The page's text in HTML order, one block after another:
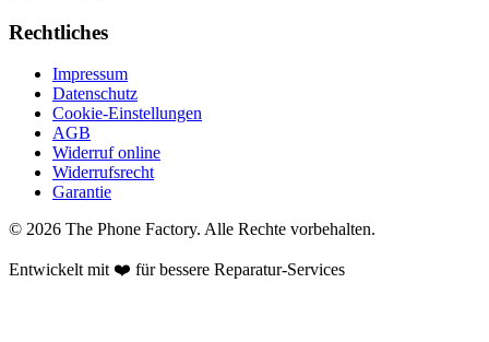
Rechtliches
Impressum
Datenschutz
Cookie-Einstellungen
AGB
Widerruf online
Widerrufsrecht
Garantie
© 2026 The Phone Factory. Alle Rechte vorbehalten.
Entwickelt mit ❤️ für bessere Reparatur-Services